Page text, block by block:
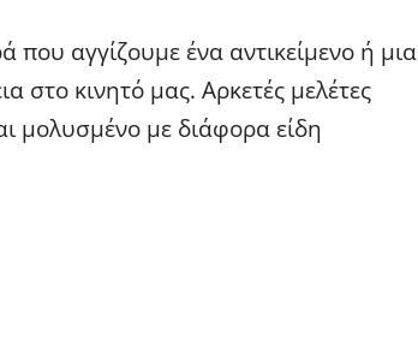
που αγγίζουμε ένα αντικείμενο ή μια
στο κινητό μας. Αρκετές μελέτες
μολυσμένο με διάφορα είδη